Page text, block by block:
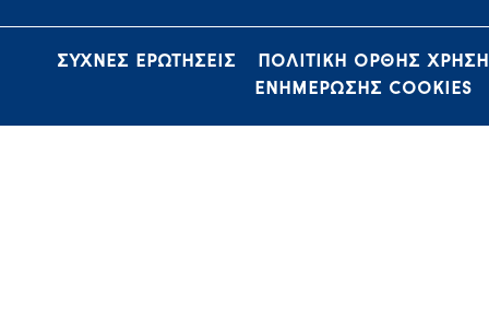
ΣΥΧΝΕΣ ΕΡΩΤΗΣΕΙΣ
ΠΟΛΙΤΙΚΗ ΟΡΘΗΣ
ΕΝΗΜΕΡΩΣΗΣ COOKIES